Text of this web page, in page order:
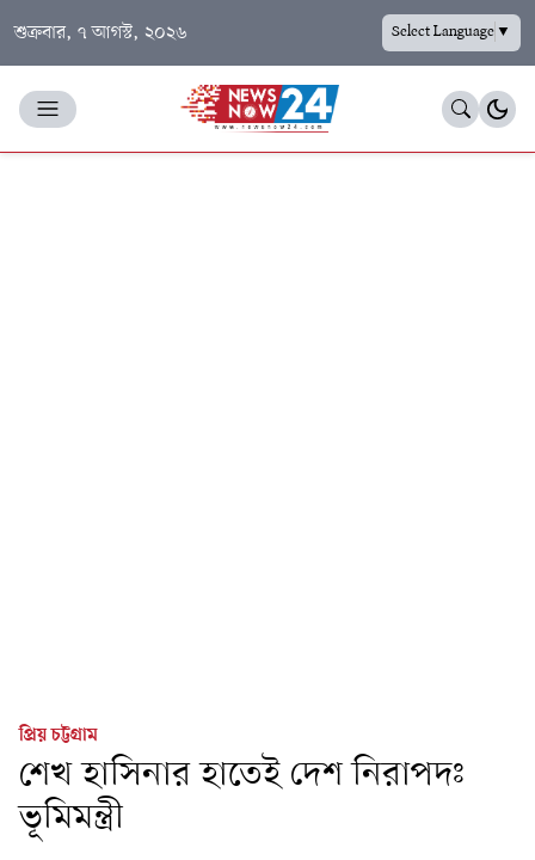
শুক্রবার, ৭ আগস্ট, ২০২৬ Select Language▼
প্রিয় চট্টগ্রাম
শেখ হাসিনার হাতেই দেশ নিরাপদঃ
ভূমিমন্ত্রী